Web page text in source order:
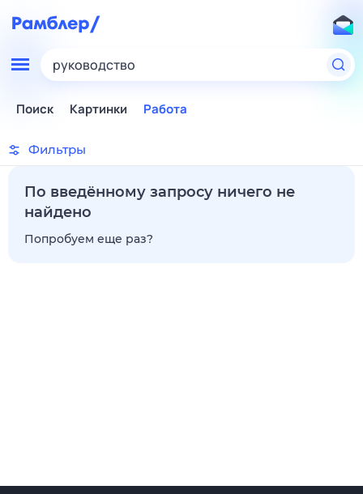
руководство
Поиск Картинки Работа
Фильтры
По введённому запросу ничего не
найдено
Попробуем еще раз?